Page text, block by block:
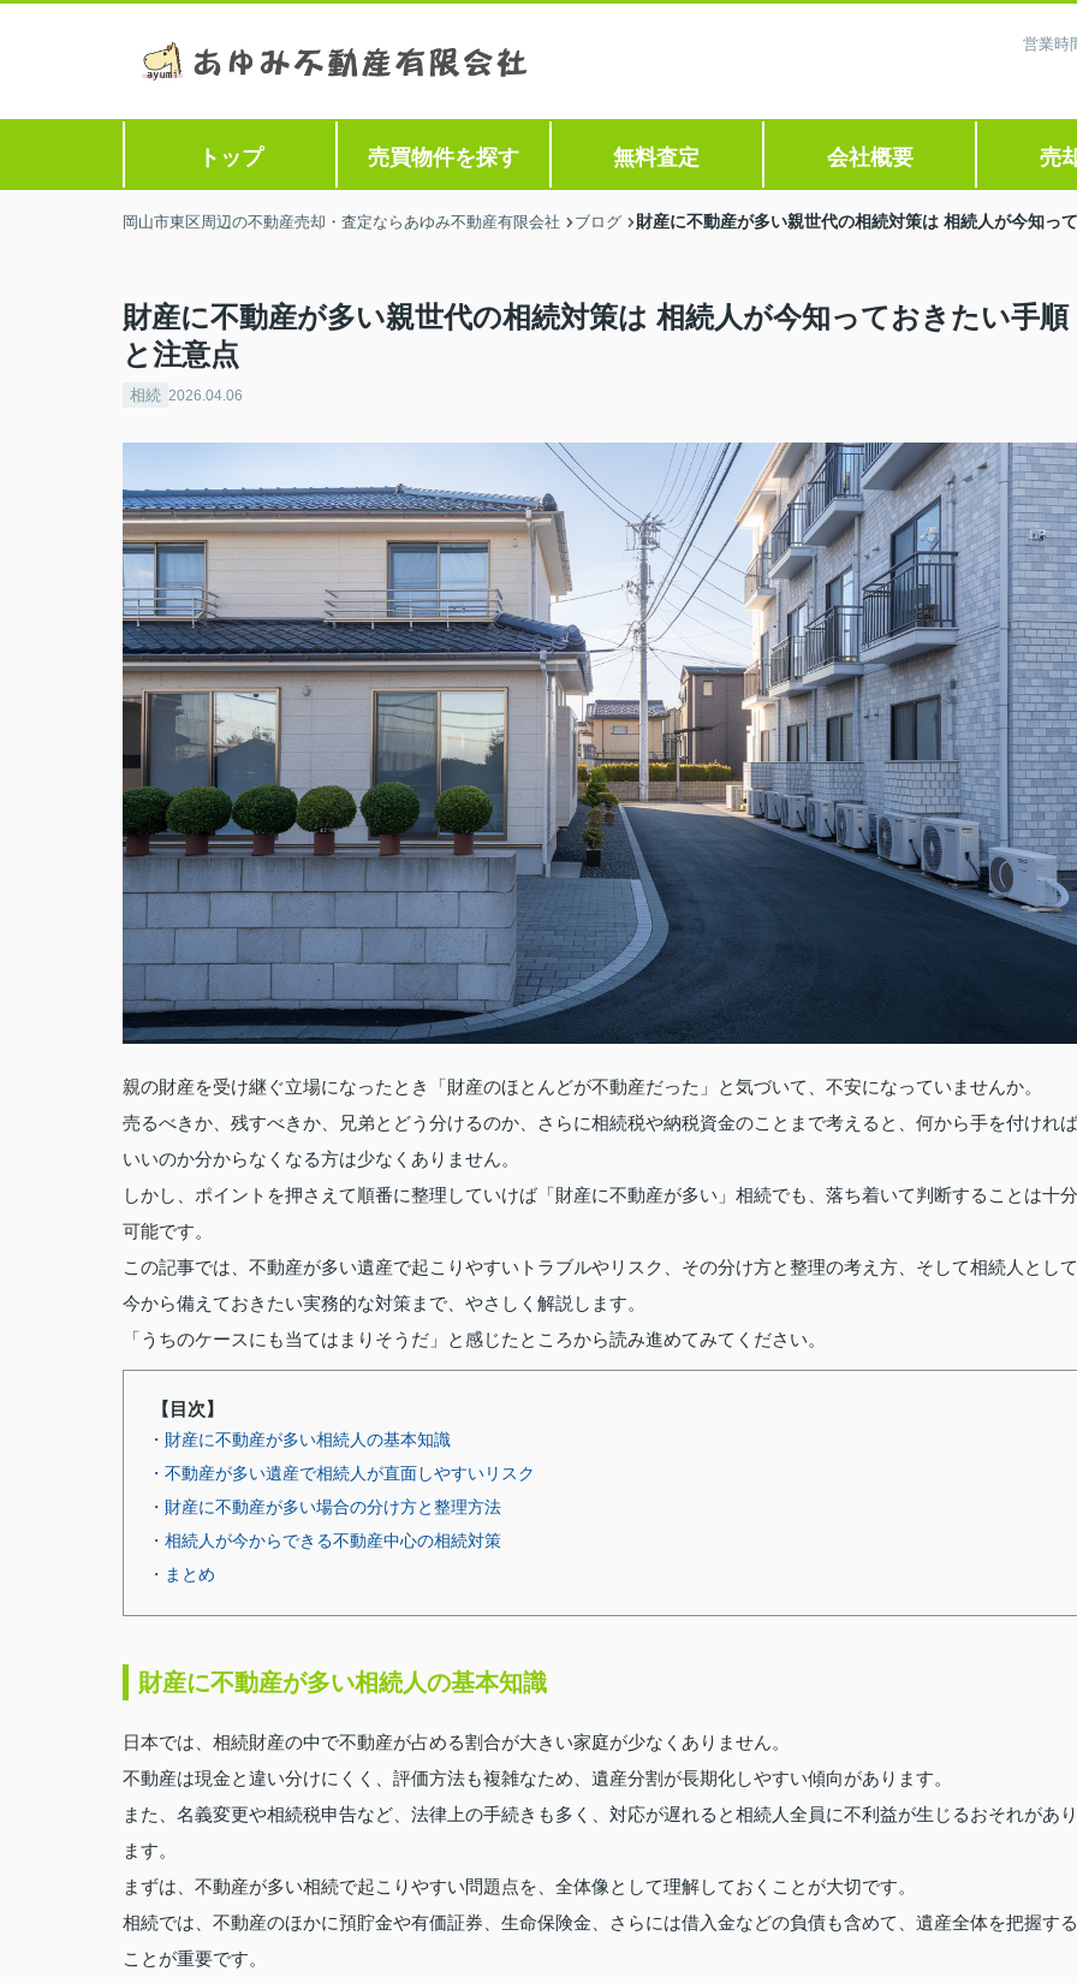
営業時
トップ 売買物件を探す 無料査定 会社概要 売
岡山市東区周辺の不動産売却・査定ならあゆみ不動産有限会社 ブログ 財産に不動産が多い親世代の相続対策は 相続人が今知っ
財産に不動産が多い親世代の相続対策は 相続人が今知っておきたい手順
と注意点
相続 2026.04.06
親の財産を受け継ぐ立場になったとき「財産のほとんどが不動産だった」と気づいて、不安になっていませんか。
売るべきか、残すべきか、兄弟とどう分けるのか、さらに相続税や納税資金のことまで考えると、何から手を付ければ
いいのか分からなくなる方は少なくありません。
しかし、ポイントを押さえて順番に整理していけば「財産に不動産が多い」相続でも、落ち着いて判断することは十分
可能です。
この記事では、不動産が多い遺産で起こりやすいトラブルやリスク、その分け方と整理の考え方、そして相続人として
今から備えておきたい実務的な対策まで、やさしく解説します。
「うちのケースにも当てはまりそうだ」と感じたところから読み進めてみてください。
【目次】
・財産に不動産が多い相続人の基本知識
・不動産が多い遺産で相続人が直面しやすいリスク
・財産に不動産が多い場合の分け方と整理方法
・相続人が今からできる不動産中心の相続対策
・まとめ
財産に不動産が多い相続人の基本知識
日本では、相続財産の中で不動産が占める割合が大きい家庭が少なくありません。
不動産は現金と違い分けにくく、評価方法も複雑なため、遺産分割が長期化しやすい傾向があります。
また、名義変更や相続税申告など、法律上の手続きも多く、対応が遅れると相続人全員に不利益が生じるおそれがあり
ます。
まずは、不動産が多い相続で起こりやすい問題点を、全体像として理解しておくことが大切です。
相続では、不動産のほかに預貯金や有価証券、生命保険金、さらには借入金などの負債も含めて、遺産全体を把握する
ことが重要です。